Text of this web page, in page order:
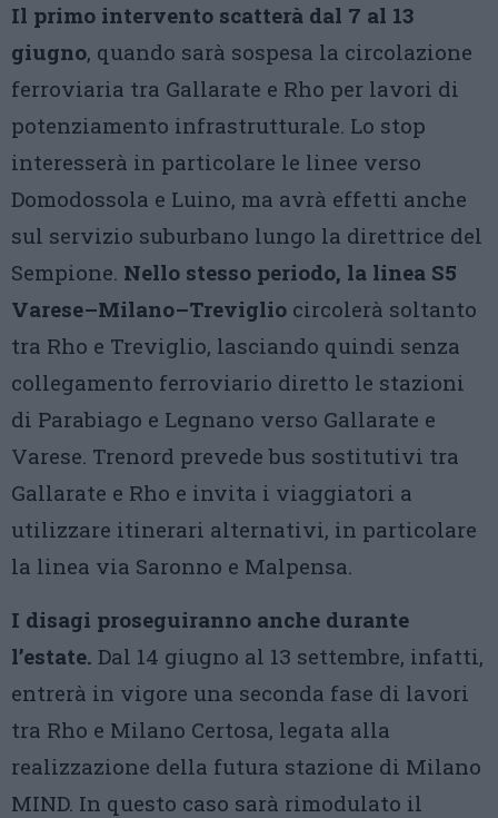
Il primo intervento scatterà dal 7 al 13
giugno, quando sarà sospesa la circolazione
ferroviaria tra Gallarate e Rho per lavori di
potenziamento infrastrutturale. Lo stop
interesserà in particolare le linee verso
Domodossola e Luino, ma avrà effetti anche
sul servizio suburbano lungo la direttrice del
Sempione. Nello stesso periodo, la linea S5
Varese–Milano–Treviglio circolerà soltanto
tra Rho e Treviglio, lasciando quindi senza
collegamento ferroviario diretto le stazioni
di Parabiago e Legnano verso Gallarate e
Varese. Trenord prevede bus sostitutivi tra
Gallarate e Rho e invita i viaggiatori a
utilizzare itinerari alternativi, in particolare
la linea via Saronno e Malpensa.
I disagi proseguiranno anche durante
l’estate. Dal 14 giugno al 13 settembre, infatti,
entrerà in vigore una seconda fase di lavori
tra Rho e Milano Certosa, legata alla
realizzazione della futura stazione di Milano
MIND. In questo caso sarà rimodulato il